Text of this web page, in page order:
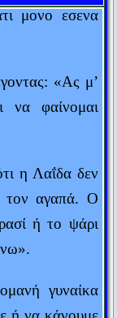
μιλάει.
ανοησία των
τελευταία να
διαβάζουν
που δεν
μόνο εσένα
«Ας μ’
να φαίνομαι
η Λαΐδα δεν
τον αγαπά. Ο
ή το ψάρι
γυναίκα
ή να κάνουμε